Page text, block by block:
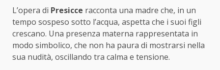
L’opera di Presicce racconta una madre che, in un
tempo sospeso sotto l’acqua, aspetta che i suoi figli
crescano. Una presenza materna rappresentata in
modo simbolico, che non ha paura di mostrarsi nella
sua nudità, oscillando tra calma e tensione.